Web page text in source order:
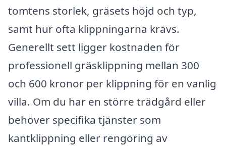
tomtens storlek, gräsets höjd och typ,
samt hur ofta klippningarna krävs.
Generellt sett ligger kostnaden för
professionell gräsklippning mellan 300
och 600 kronor per klippning för en vanlig
villa. Om du har en större trädgård eller
behöver specifika tjänster som
kantklippning eller rengöring av